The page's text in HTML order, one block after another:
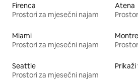
Firenca
Prostori za mjesečni najam
Atena
Miami
Prostori za mjesečni najam
Seattle
Prostori za mjesečni najam
Prikaži